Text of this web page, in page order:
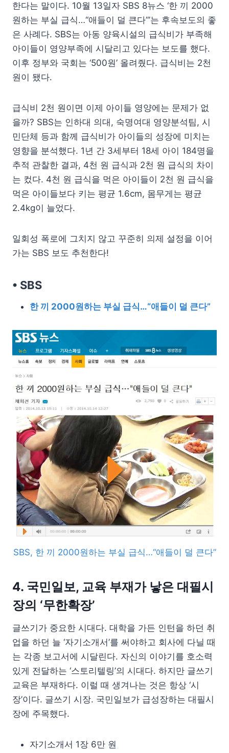
한다는 말이다. 10월 13일자 SBS 8뉴스 ‘한 끼 2000
원하는 부실 급식…“애들이 덜 큰다”’는 후속보도의 좋
은 사례다. SBS는 아동 양육시설의 급식비가 부족해
아이들이 영양부족에 시달리고 있다는 보도를 했다.
이후 정부와 국회는 ‘500원’ 올려줬다. 급식비는 2천
원이 됐다.
급식비 2천 원이면 이제 아이들 영양에는 문제가 없
을까? SBS는 인하대 의대, 숙명여대 영양분석팀, 시
민단체 등과 함께 급식비가 아이들의 성장에 미치는
영향을 분석했다. 1년 간 3세부터 18세 아이 184명을
추적 관찰한 결과, 4천 원 급식과 2천 원 급식의 차이
는 컸다. 4천 원 급식을 먹은 아이들이 2천 원 급식을
먹은 아이들보다 키는 평균 1.6cm, 몸무게는 평균
2.4kg이 늘었다.
일회성 폭로에 그치지 않고 꾸준히 의제 설정을 이어
가는 SBS 보도 추천한다!
• SBS
한 끼 2000원하는 부실 급식…“애들이 덜 큰다”
SBS, 한 끼 2000원하는 부실 급식…“애들이 덜 큰다”
4. 국민일보, 교육 부재가 낳은 대필시
장의 ‘무한확장’
글쓰기가 중요한 시대다. 대학을 가든 인턴을 하던 취
업을 하던 늘 ‘자기소개서’를 써야하고 회사에 다닐 때
는 각종 보고서에 시달린다. 자신의 이야기를 호소력
있게 전달하는 ‘스토리텔링’의 시대다. 하지만 글쓰기
교육은 부재하다. 이럴 때 생겨나는 것은 항상 ‘시
장’이다. 글쓰기 시장. 국민일보가 급성장하는 대필시
장에 주목했다.
자기소개서 1장 6만 원